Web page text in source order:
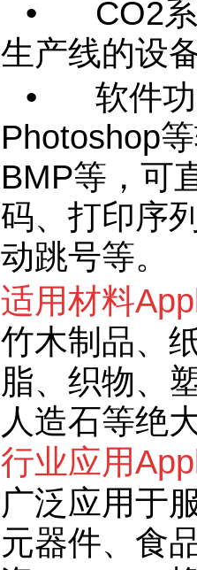
• CO2系
生产线的设
• 软件功
Photoshop
BMP等，可
码、打印序
动跳号等。
适用材料
竹木制品、
脂、织物、
人造石等绝
行业应用
广泛应用于
元器件、食